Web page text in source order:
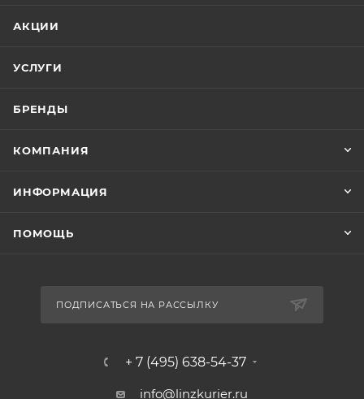
АКЦИИ
УСЛУГИ
БРЕНДЫ
КОМПАНИЯ
ИНФОРМАЦИЯ
ПОМОЩЬ
ПОДПИСАТЬСЯ НА РАССЫЛКУ
+ 7 (495) 638-54-37
info@linzkurier.ru